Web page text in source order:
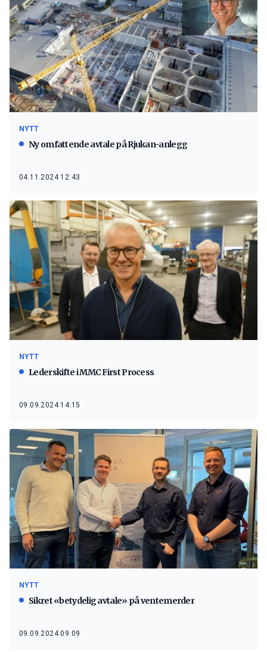
NYTT
Ny omfattende avtale på Rjukan-anlegg
04.11.2024 12:43
NYTT
Lederskifte i MMC First Process
09.09.2024 14:15
NYTT
Sikret «betydelig avtale» på ventemerder
09.09.2024 09:09